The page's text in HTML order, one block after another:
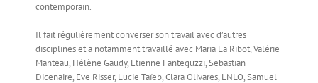
contemporain.
Il fait régulièrement converser son travail avec d’autres
disciplines et a notamment travaillé avec Maria La Ribot, Valérie
Manteau, Hélène Gaudy, Etienne Fanteguzzi, Sebastian
Dicenaire, Eve Risser, Lucie Taïeb, Clara Olivares, LNLO, Samuel